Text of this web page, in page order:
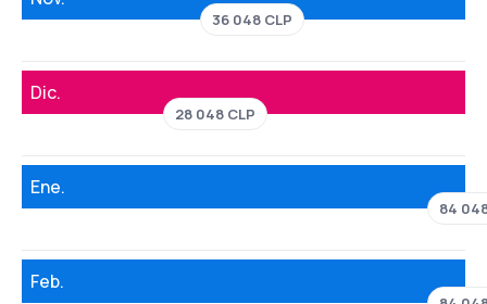
36 048 CLP
Dic.
28 048 CLP
Ene.
84
Feb.